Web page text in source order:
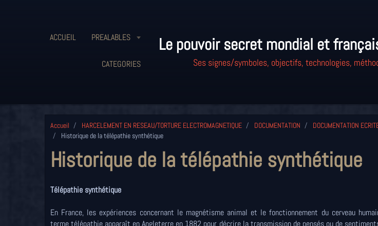
ACCUEIL PREALABLES
CATEGORIES
Le pouvoir secret mondial et
Ses signes/symboles, objectifs, technologies,
Accueil HARCELEMENT EN RESEAU/TORTURE ELECTROMAGNETIQUE DOCUMENTATION
DOCUMENTATION
Historique de la télépathie synthétique
Historique de la télépathie synthétique
Télépathie synthétique
En France, les expériences concernant le magnétisme animal et le fonctionnement du cerveau
terme télépathie apparaît en Angleterre en 1882 pour décrire la transmission de pensés ou de